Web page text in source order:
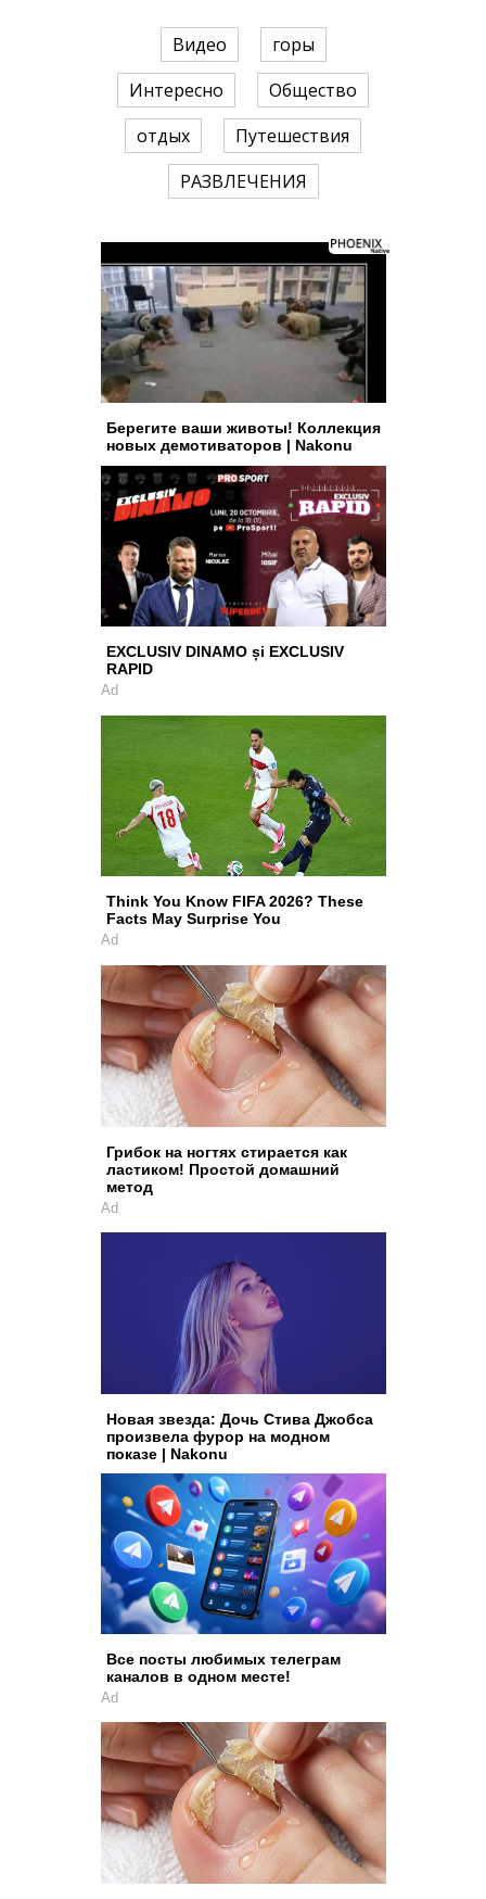
Видео
горы
Интересно
Общество
отдых
Путешествия
РАЗВЛЕЧЕНИЯ
Берегите ваши животы! Коллекция
новых демотиваторов | Nakonu
EXCLUSIV DINAMO și EXCLUSIV
RAPID
Ad
Think You Know FIFA 2026? These
Facts May Surprise You
Ad
Грибок на ногтях стирается как
ластиком! Простой домашний
метод
Ad
Новая звезда: Дочь Стива Джобса
произвела фурор на модном
показе | Nakonu
Все посты любимых телеграм
каналов в одном месте!
Ad